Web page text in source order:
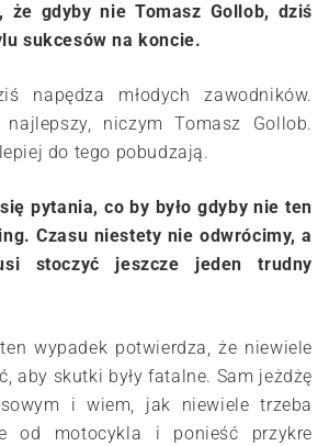
że gdyby nie Tomasz Gollob, dziś
sukcesów na koncie.
napędza młodych zawodników.
niczym Tomasz Gollob.
do tego pobudzają.
pytania, co by było gdyby nie ten
Czasu niestety nie odwrócimy, a
stoczyć jeszcze jeden trudny
wypadek potwierdza, że niewiele
aby skutki były fatalne. Sam jeżdżę
i wiem, jak niewiele trzeba
od motocykla i ponieść przykre